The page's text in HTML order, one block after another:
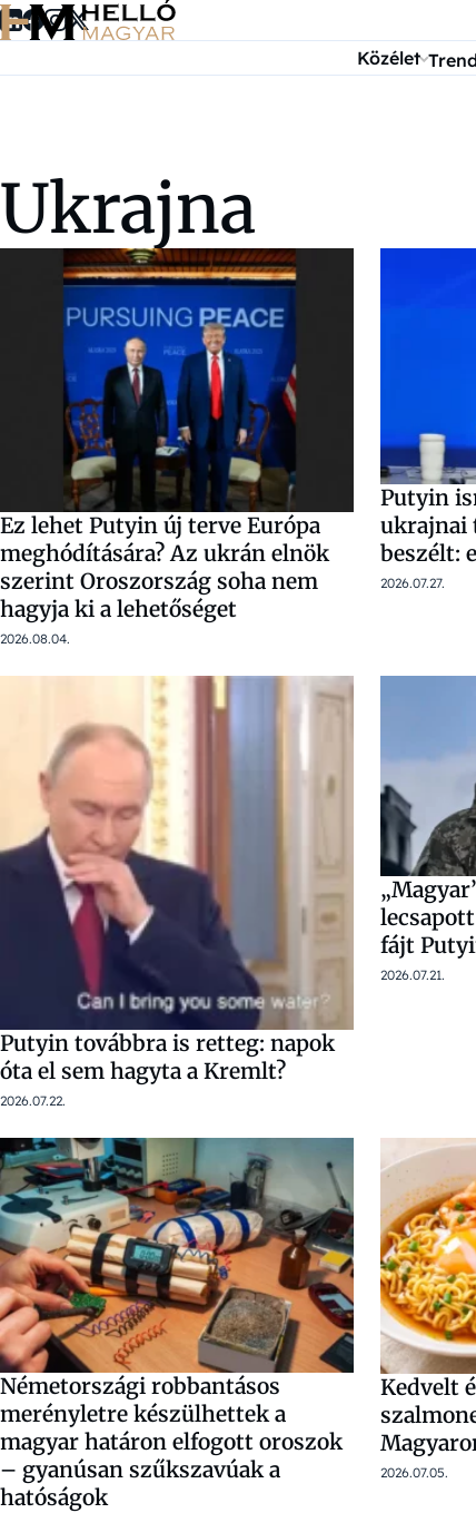
Ugrás a tartalomra
Közélet
Ukrajna
Ez lehet Putyin új terve Európa
meghódítására? Az ukrán elnök
szerint Oroszország soha nem
hagyja ki a lehetőséget
2026.08.04.
Putyin
ukrajnai
beszélt:
2026.07.27.
Putyin továbbra is retteg: napok
óta el sem hagyta a Kremlt?
2026.07.22.
fájt
2026.07.21.
Németországi robbantásos
merényletre készülhettek a
magyar határon elfogott oroszok
– gyanúsan szűkszavúak a
hatóságok
Kedvelt
2026.07.05.